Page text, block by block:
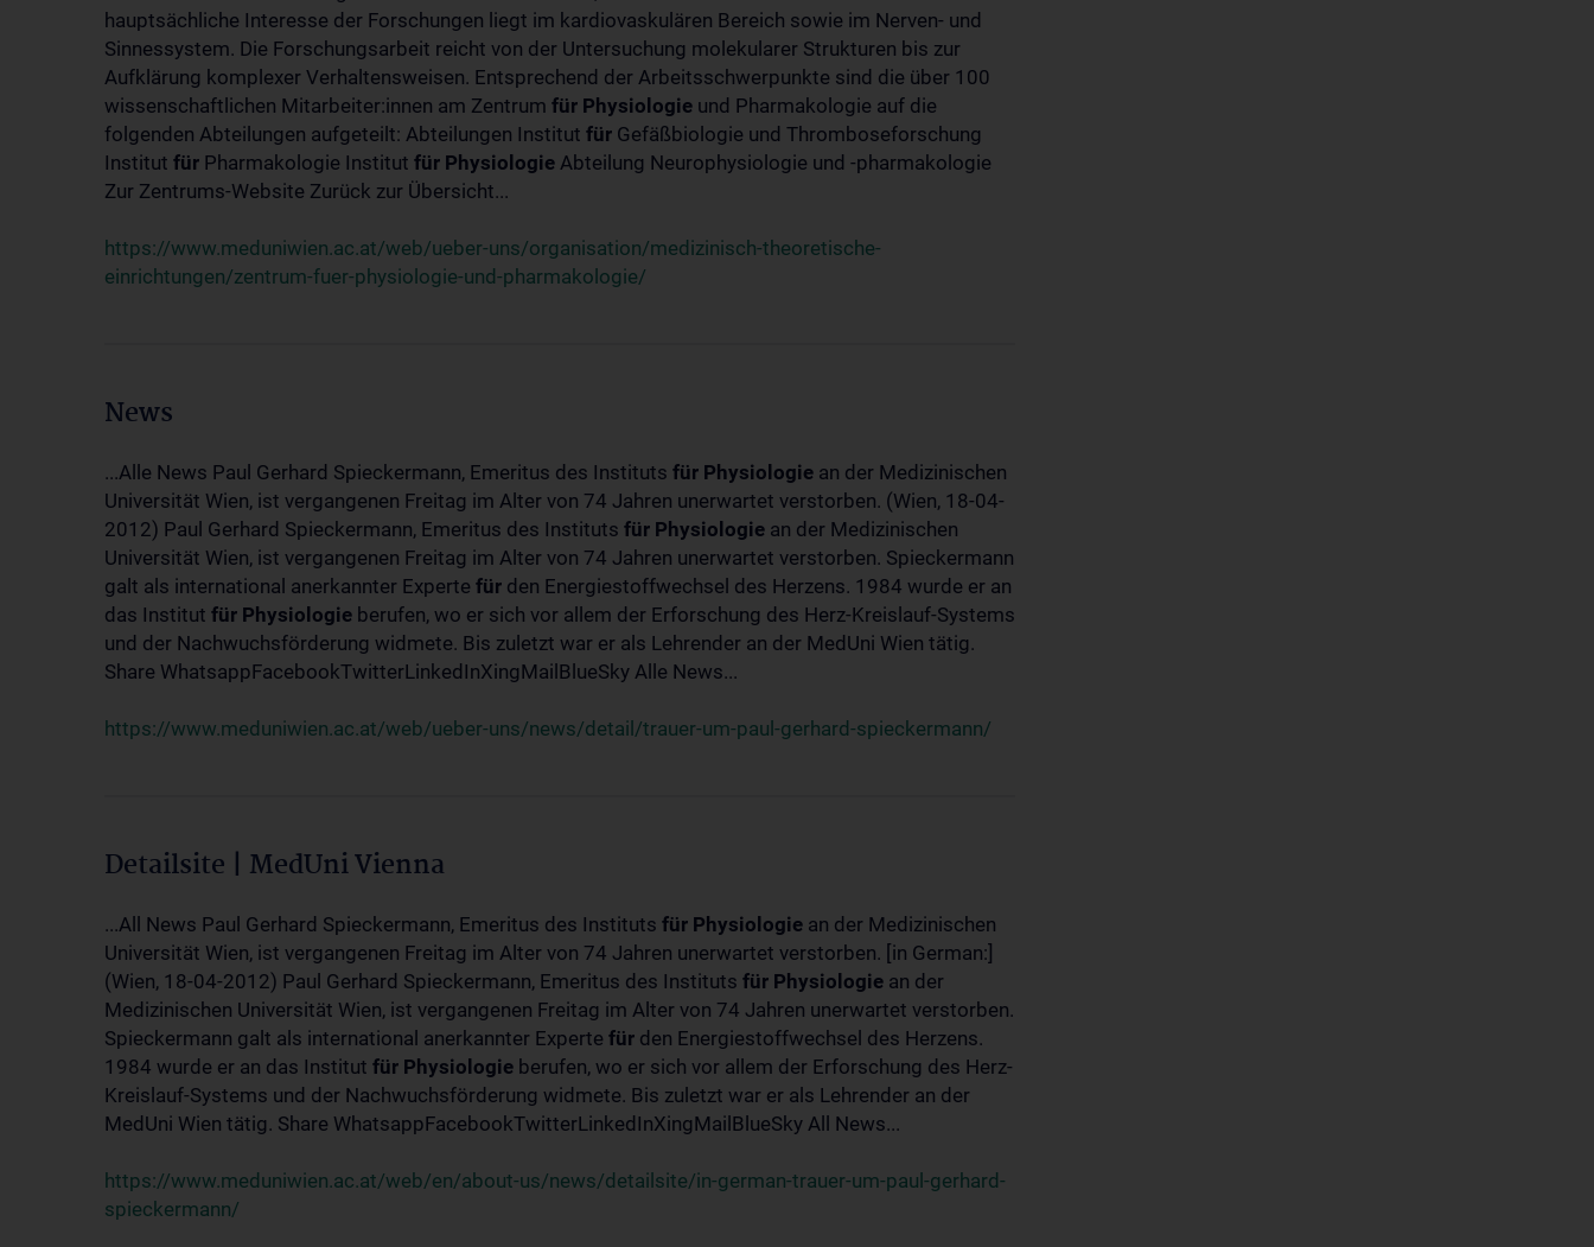
hauptsächliche Interesse der Forschungen liegt im kardiovaskulären Bereich sowie im Nerven- und
Sinnessystem. Die Forschungsarbeit reicht von der Untersuchung molekularer Strukturen bis zur
Aufklärung komplexer Verhaltensweisen. Entsprechend der Arbeitsschwerpunkte sind die über 100
wissenschaftlichen Mitarbeiter:innen am Zentrum für Physiologie und Pharmakologie auf die
folgenden Abteilungen aufgeteilt: Abteilungen Institut für Gefäßbiologie und Thromboseforschung
Institut für Pharmakologie Institut für Physiologie Abteilung Neurophysiologie und -pharmakologie
Zur Zentrums-Website Zurück zur Übersicht...
https://www.meduniwien.ac.at/web/ueber-uns/organisation/medizinisch-theoretische-
einrichtungen/zentrum-fuer-physiologie-und-pharmakologie/
News
...Alle News Paul Gerhard Spieckermann, Emeritus des Instituts für Physiologie an der Medizinischen
Universität Wien, ist vergangenen Freitag im Alter von 74 Jahren unerwartet verstorben. (Wien, 18-04-
2012) Paul Gerhard Spieckermann, Emeritus des Instituts für Physiologie an der Medizinischen
Universität Wien, ist vergangenen Freitag im Alter von 74 Jahren unerwartet verstorben. Spieckermann
galt als international anerkannter Experte für den Energiestoffwechsel des Herzens. 1984 wurde er an
das Institut für Physiologie berufen, wo er sich vor allem der Erforschung des Herz-Kreislauf-Systems
und der Nachwuchsförderung widmete. Bis zuletzt war er als Lehrender an der MedUni Wien tätig.
Share WhatsappFacebookTwitterLinkedInXingMailBlueSky Alle News...
https://www.meduniwien.ac.at/web/ueber-uns/news/detail/trauer-um-paul-gerhard-spieckermann/
Detailsite | MedUni Vienna
...All News Paul Gerhard Spieckermann, Emeritus des Instituts für Physiologie an der Medizinischen
Universität Wien, ist vergangenen Freitag im Alter von 74 Jahren unerwartet verstorben. [in German:]
(Wien, 18-04-2012) Paul Gerhard Spieckermann, Emeritus des Instituts für Physiologie an der
Medizinischen Universität Wien, ist vergangenen Freitag im Alter von 74 Jahren unerwartet verstorben.
Spieckermann galt als international anerkannter Experte für den Energiestoffwechsel des Herzens.
1984 wurde er an das Institut für Physiologie berufen, wo er sich vor allem der Erforschung des Herz-
Kreislauf-Systems und der Nachwuchsförderung widmete. Bis zuletzt war er als Lehrender an der
MedUni Wien tätig. Share WhatsappFacebookTwitterLinkedInXingMailBlueSky All News...
https://www.meduniwien.ac.at/web/en/about-us/news/detailsite/in-german-trauer-um-paul-gerhard-
spieckermann/